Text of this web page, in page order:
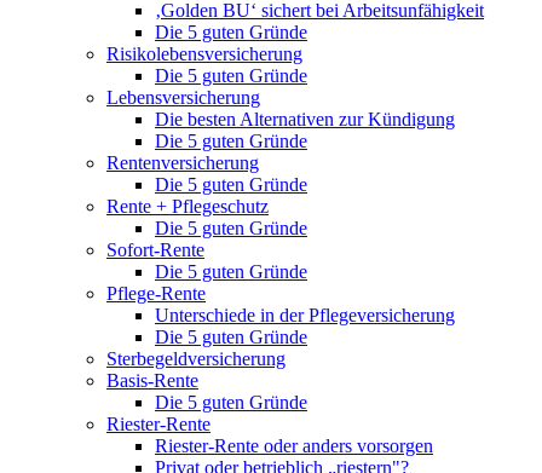
‚Golden BU‘ sichert bei Arbeitsunfähigkeit
Die 5 guten Gründe
Risikolebensversicherung
Die 5 guten Gründe
Lebensversicherung
Die besten Alternativen zur Kündigung
Die 5 guten Gründe
Rentenversicherung
Die 5 guten Gründe
Rente + Pflegeschutz
Die 5 guten Gründe
Sofort-Rente
Die 5 guten Gründe
Pflege-Rente
Unterschiede in der Pflegeversicherung
Die 5 guten Gründe
Sterbegeldversicherung
Basis-Rente
Die 5 guten Gründe
Riester-Rente
Riester-Rente oder anders vorsorgen
Privat oder betrieblich „riestern"?